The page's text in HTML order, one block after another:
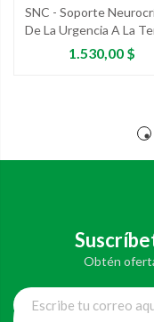
SNC - Soporte
De La Urgencia A La
Intensiva
Precio
1.530,00 $
Obtén